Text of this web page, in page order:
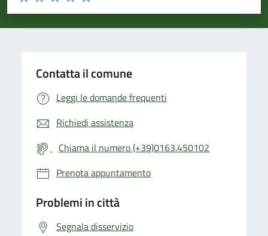
Valuta 5 stelle su 5
Valuta 4 stelle su 5
Valuta 3 stelle su 5
Valuta 2 stelle su 5
Valuta 1 stelle su 5
Contatta il comune
Leggi le domande frequenti
Richiedi assistenza
Chiama il numero (+39)0163.450102
Prenota appuntamento
Problemi in città
Segnala disservizio